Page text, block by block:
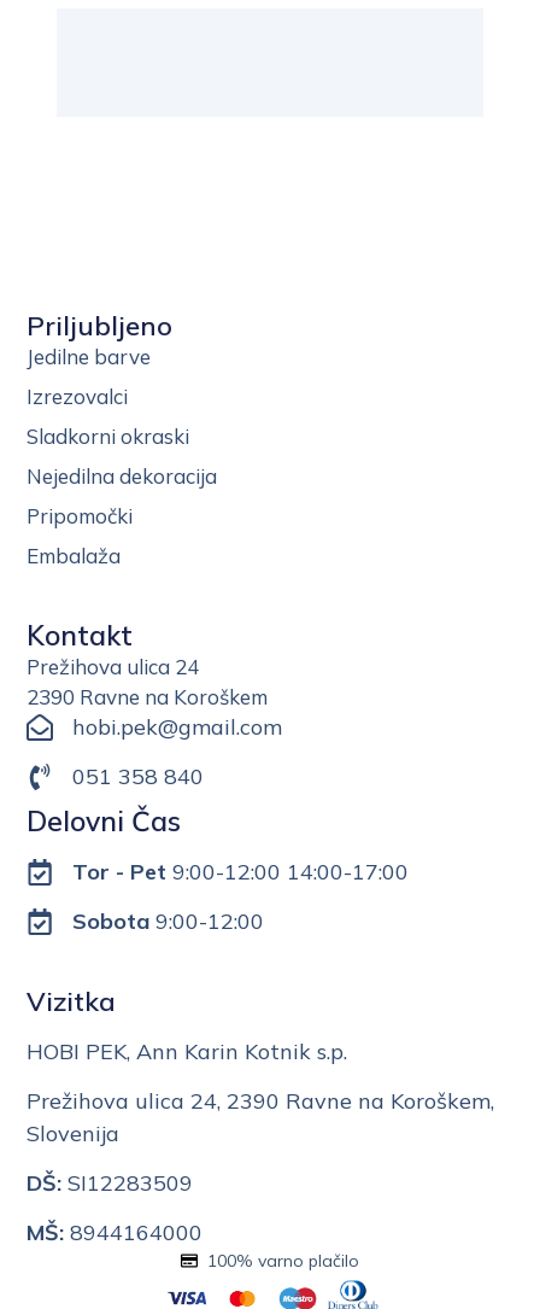
Priljubljeno
Jedilne barve
Izrezovalci
Sladkorni okraski
Nejedilna dekoracija
Pripomočki
Embalaža
Kontakt
Prežihova ulica 24
2390 Ravne na Koroškem
hobi.pek@gmail.com
051 358 840
Delovni Čas
Tor - Pet 9:00-12:00 14:00-17:00
Sobota9:00-12:00
Vizitka
HOBI PEK, Ann Karin Kotnik s.p.
Prežihova ulica 24, 2390 Ravne na Koroškem,
Slovenija
DŠ: SI12283509
MŠ: 8944164000
100% varno plačilo